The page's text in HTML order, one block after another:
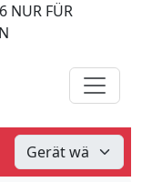
NUR FÜR